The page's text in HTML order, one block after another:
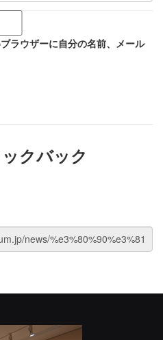
ラウザーに自分の名前、メール
クバック